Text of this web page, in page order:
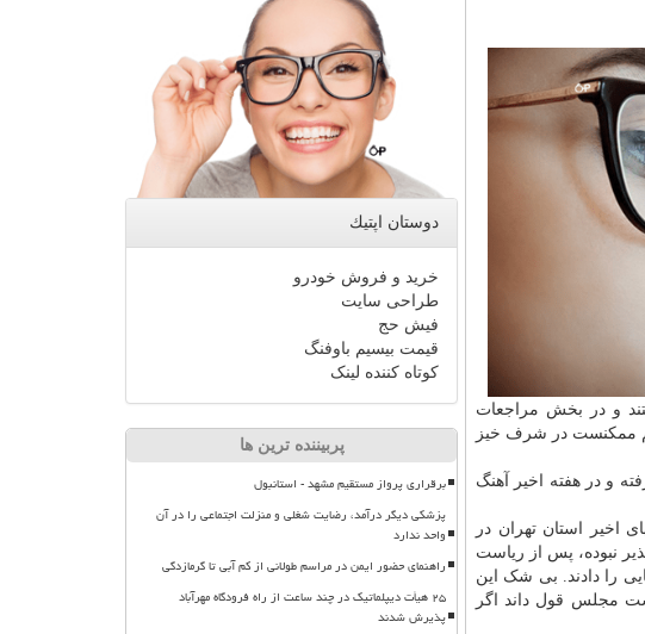
و در بخش مراجعات
بگوییم ممکنست در شرف خیز
و در هفته اخیر آهنگ
استان تهران در
نبوده، پس از ریاست
را دادند. بی شک این
مجلس قول داند اگر
دوستان اپتیك
خرید و فروش خودرو
طراحی سایت
فیش حج
قیمت بیسیم باوفنگ
کوتاه کننده لینک
پربیننده ترین ها
برقراری پرواز مستقیم مشهد - استانبول
پزشکی دیگر درآمد، رضایت شغلی و منزلت اجتماعی را در آن
واحد ندارد
راهنمای حضور ایمن در مراسم طولانی از کم آبی تا گرمازدگی
۲۵ هیأت دیپلماتیک در چند ساعت از راه فرودگاه مهرآباد
پذیرش شدند